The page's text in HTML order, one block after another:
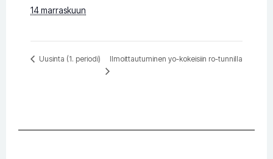
14 marraskuun
Uusinta (1. periodi) Ilmoittautuminen yo-kokeisiin ro-tunnilla